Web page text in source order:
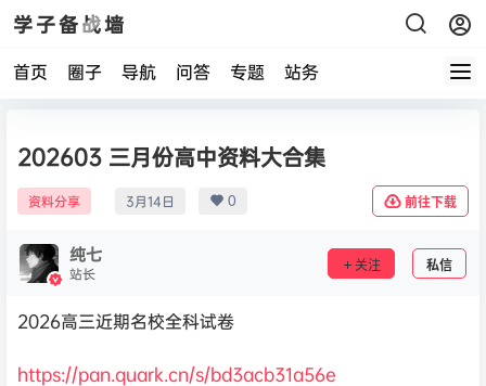
学子备战墙
首页 圈子 导航 问答 专题 站务
202603 三月份高中资料大合集
资料分享 3月14日 0 前往下载
纯七
站长 关注 私信
2026高三近期名校全科试卷
https://pan.quark.cn/s/bd3acb31a56e